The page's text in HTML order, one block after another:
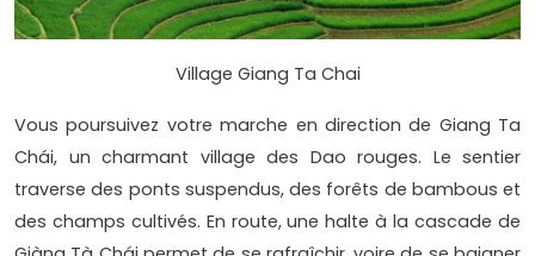
Village Giang Ta Chai
Vous poursuivez votre marche en direction de Giang Ta
Chái, un charmant village des Dao rouges. Le sentier
traverse des ponts suspendus, des forêts de bambous et
des champs cultivés. En route, une halte à la cascade de